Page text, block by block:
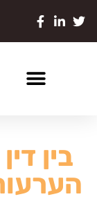
בין